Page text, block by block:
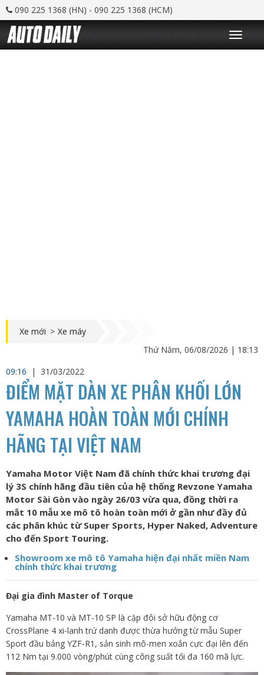
090 225 1368 (HN) - 090 225 1368 (HCM)
T
o
g
Xe mới > Xe máy
Thứ Năm, 06/08/2026 | 18:13
09:16
| 31/03/2022
ĐIỂM MẶT DÀN XE PHÂN KHỐI LỚN
YAMAHA HOÀN TOÀN MỚI CHÍNH
HÃNG TẠI VIỆT NAM
Yamaha Motor Việt Nam đã chính thức khai trương đại
lý 3S chính hãng đầu tiên của hệ thống Revzone Yamaha
Motor Sài Gòn vào ngày 26/03 vừa qua, đồng thời ra
mắt 10 mẫu xe mô tô hoàn toàn mới ở gần như đầy đủ
các phân khúc từ Super Sports, Hyper Naked, Adventure
cho đến Sport Touring.
Showroom xe mô tô Yamaha hiện đại nhất miền Nam
chính thức khai trương
Đại gia đình Master of Torque
Yamaha MT-10 và MT-10 SP là cặp đôi sở hữu động cơ
CrossPlane 4 xi-lanh trứ danh được thừa hưởng từ mẫu Super
Sport đầu bảng YZF-R1, sản sinh mô-men xoắn cực đại lên đến
112 Nm tại 9.000 vòng/phút cùng công suất tối đa 160 mã lực.